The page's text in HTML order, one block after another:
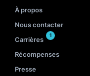
À propos
Nous contacter
Carrières
1
Récompenses
Presse